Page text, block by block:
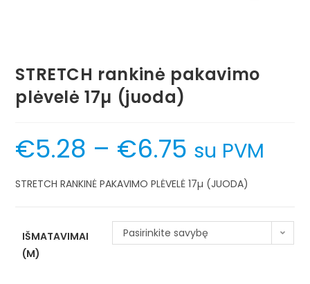
STRETCH rankinė pakavimo
plėvelė 17µ (juoda)
€5.28 – €6.75 su PVM
STRETCH RANKINĖ PAKAVIMO PLĖVELĖ 17µ (JUODA)
IŠMATAVIMAI
(M)
Pasirinkite savybę